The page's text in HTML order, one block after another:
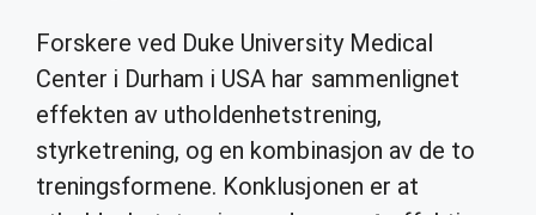
Forskere ved Duke University Medical
Center i Durham i USA har sammenlignet
effekten av utholdenhetstrening,
styrketrening, og en kombinasjon av de to
treningsformene. Konklusjonen er at